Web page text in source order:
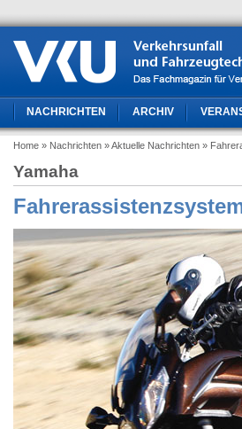
NACHRICHTEN ARCHIV
Home » Nachrichten » Aktuelle Nachrichten »
Yamaha